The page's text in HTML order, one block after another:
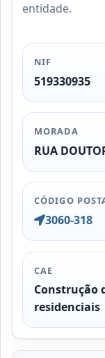
entidade.
NIF
519330935
MORADA
RUA
CÓDIGO
3060-318
CAE
Construção
residenciais